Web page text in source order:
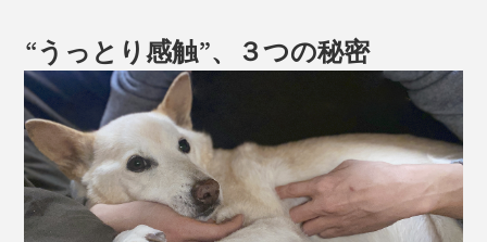
“うっとり感触”、３つの秘密